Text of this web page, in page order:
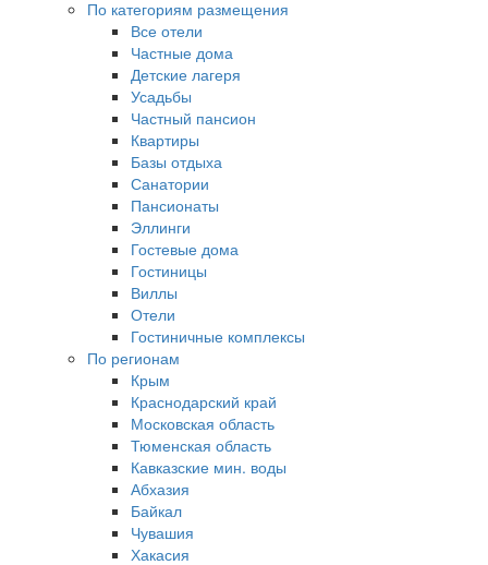
По категориям размещения
Все отели
Частные дома
Детские лагеря
Усадьбы
Частный пансион
Квартиры
Базы отдыха
Санатории
Пансионаты
Эллинги
Гостевые дома
Гостиницы
Виллы
Отели
Гостиничные комплексы
По регионам
Крым
Краснодарский край
Московская область
Тюменская область
Кавказские мин. воды
Абхазия
Байкал
Чувашия
Хакасия